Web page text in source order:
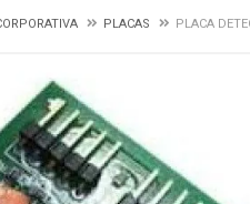
PLACAS PLACA